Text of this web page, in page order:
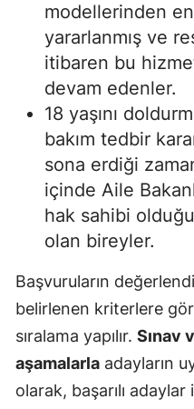
modellerinden
yararlanmış ve
itibaren bu
devam edenler.
18 yaşını
bakım tedbir
sona erdiği
içinde Aile
hak sahibi
olan bireyler.
Başvuruların
belirlenen kriterlere
sıralama yapılır. Sınav
aşamalarla adayların
olarak, başarılı